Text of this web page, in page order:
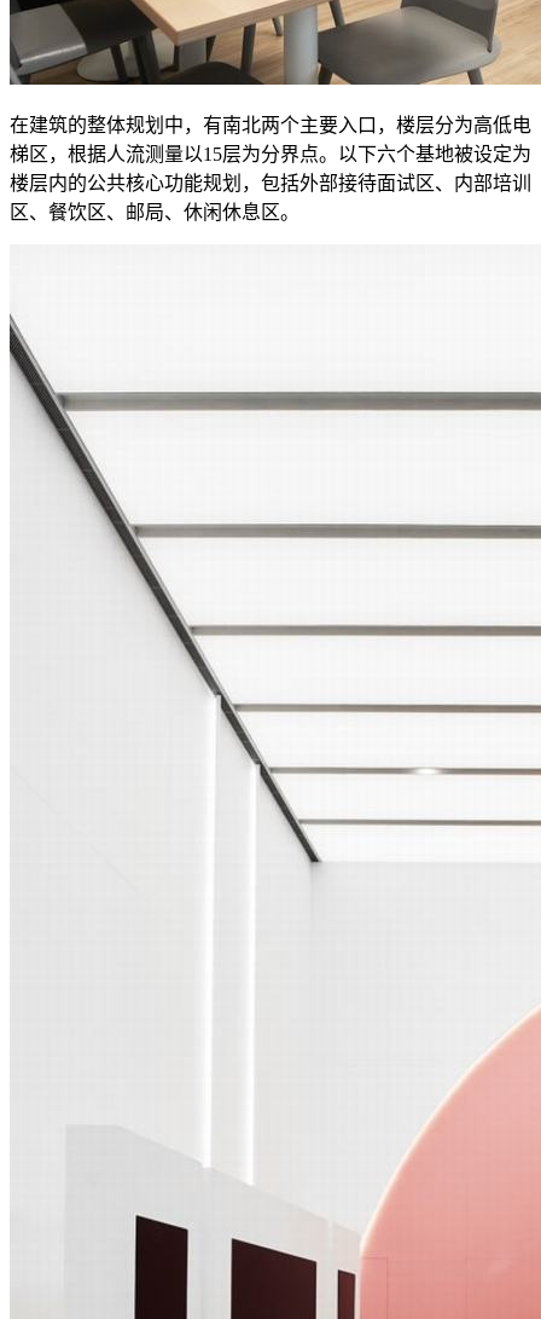
在建筑的整体规划中，有南北两个主要入口，楼层分为高低电
梯区，根据人流测量以15层为分界点。以下六个基地被设定为
楼层内的公共核心功能规划，包括外部接待面试区、内部培训
区、餐饮区、邮局、休闲休息区。